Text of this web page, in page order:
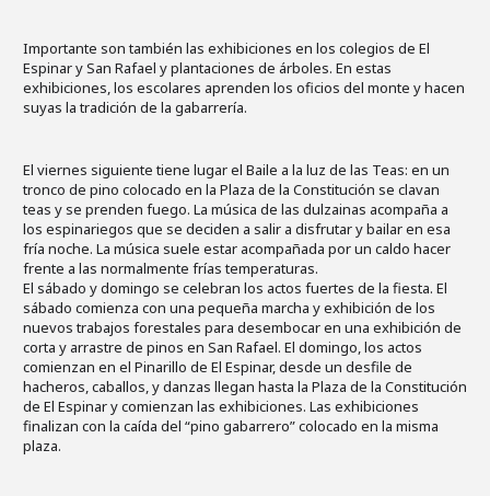
Importante son también las exhibiciones en los colegios de El
Espinar y San Rafael y plantaciones de árboles. En estas
exhibiciones, los escolares aprenden los oficios del monte y hacen
suyas la tradición de la gabarrería.
El viernes siguiente tiene lugar el Baile a la luz de las Teas: en un
tronco de pino colocado en la Plaza de la Constitución se clavan
teas y se prenden fuego. La música de las dulzainas acompaña a
los espinariegos que se deciden a salir a disfrutar y bailar en esa
fría noche. La música suele estar acompañada por un caldo hacer
frente a las normalmente frías temperaturas.
El sábado y domingo se celebran los actos fuertes de la fiesta. El
sábado comienza con una pequeña marcha y exhibición de los
nuevos trabajos forestales para desembocar en una exhibición de
corta y arrastre de pinos en San Rafael. El domingo, los actos
comienzan en el Pinarillo de El Espinar, desde un desfile de
hacheros, caballos, y danzas llegan hasta la Plaza de la Constitución
de El Espinar y comienzan las exhibiciones. Las exhibiciones
finalizan con la caída del “pino gabarrero” colocado en la misma
plaza.